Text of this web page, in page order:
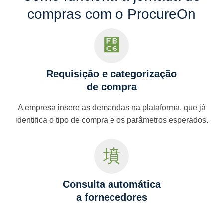
compras com o ProcureOn
Requisição e categorização
de compra
A empresa insere as demandas na plataforma, que já
identifica o tipo de compra e os parâmetros esperados.
Consulta automática
a fornecedores